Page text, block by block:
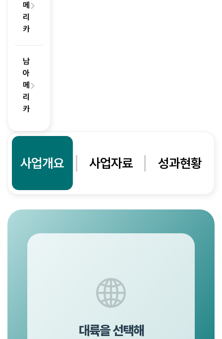
메
리
카
남
아
메
리
카
사업개요 사업자료 성과현황
대륙을 선택해